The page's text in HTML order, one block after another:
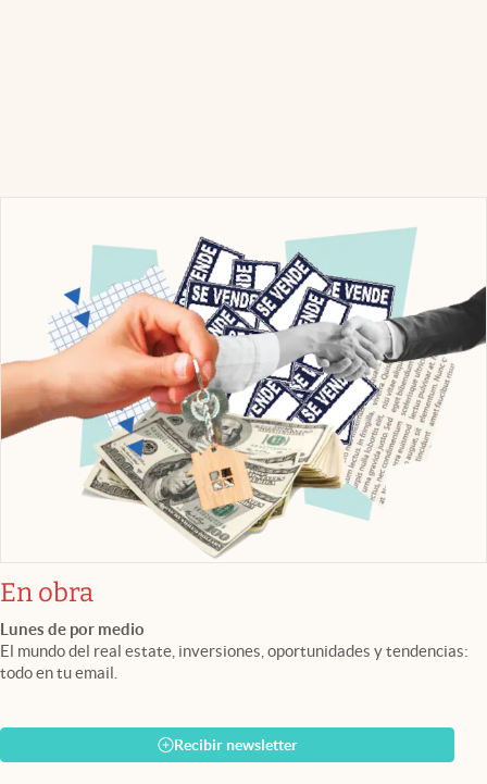
En obra
Lunes de por medio
El mundo del real estate, inversiones, oportunidades y tendencias:
todo en tu email.
Recibir newsletter